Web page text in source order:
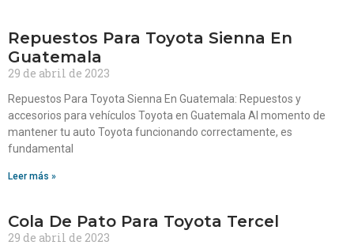
Repuestos Para Toyota Sienna En
Guatemala
29 de abril de 2023
Repuestos Para Toyota Sienna En Guatemala: Repuestos y
accesorios para vehículos Toyota en Guatemala Al momento de
mantener tu auto Toyota funcionando correctamente, es
fundamental
Leer más »
Cola De Pato Para Toyota Tercel
29 de abril de 2023